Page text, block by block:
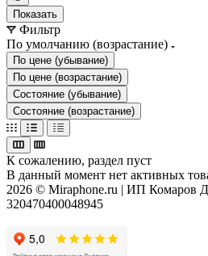
Показать
Фильтр
По умолчанию (возрастание)
По цене (убывание)
По цене (возрастание)
Состояние (убывание)
Состояние (возрастание)
К сожалению, раздел пуст
В данный момент нет активных
2026 © Miraphone.ru | ИП
320470400048945